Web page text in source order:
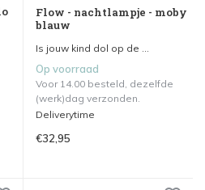
Flow - nachtlampje - moby
blauw
Is jouw kind dol op de ...
Op voorraad
Voor 14.00 besteld, dezelfde
(werk)dag verzonden.
Deliverytime
€32,95